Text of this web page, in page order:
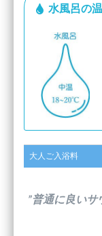
水風呂の
大人ご入浴料
”普通に良いサ